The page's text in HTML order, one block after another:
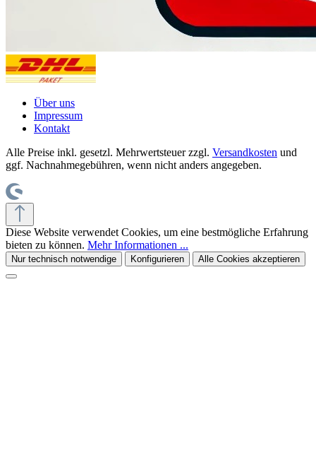
Über uns
Impressum
Kontakt
Alle Preise inkl. gesetzl. Mehrwertsteuer zzgl. Versandkosten und
ggf. Nachnahmegebühren, wenn nicht anders angegeben.
Diese Website verwendet Cookies, um eine bestmögliche Erfahrung
bieten zu können. Mehr Informationen ...
Nur technisch notwendige Konfigurieren Alle Cookies akzeptieren